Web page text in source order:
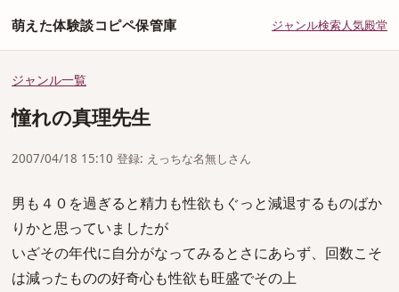
萌えた体験談コピペ保管庫 ジャンル検索人気殿堂
ジャンル一覧
憧れの真理先生
2007/04/18 15:10 登録: えっちな名無しさん
男も４０を過ぎると精力も性欲もぐっと減退するものばか
りかと思っていましたが
いざその年代に自分がなってみるとさにあらず、回数こそ
は減ったものの好奇心も性欲も旺盛でその上